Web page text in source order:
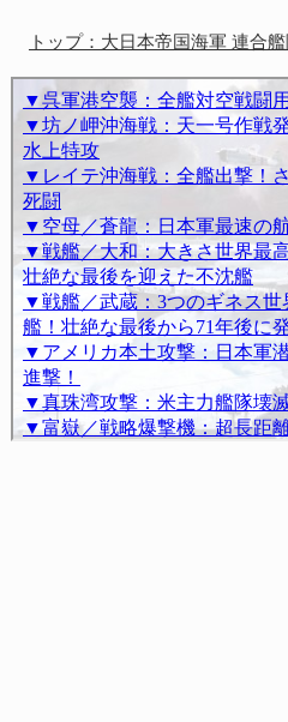
トップ：大日本帝国海軍 連合